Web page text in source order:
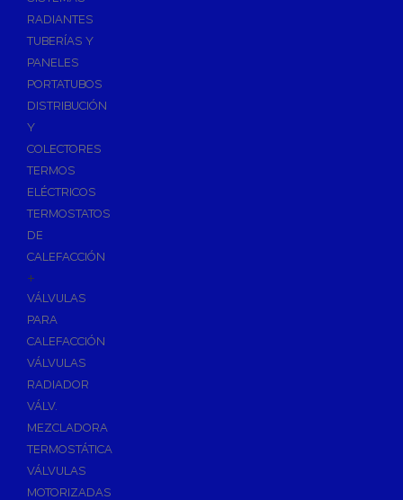
Ósmosis con Depósito
Recambios de Ósmosis
Grifería de Ósmosis
Regulación y Dosificación de Agua
RADIANTES
TUBERÍAS Y
PANELES
PORTATUBOS
DISTRIBUCIÓN
Y
COLECTORES
TERMOS
ELÉCTRICOS
TERMOSTATOS
DE
CALEFACCIÓN
+
VÁLVULAS
PARA
CALEFACCIÓN
VÁLVULAS
RADIADOR
VÁLV.
MEZCLADORA
TERMOSTÁTICA
VÁLVULAS
MOTORIZADAS